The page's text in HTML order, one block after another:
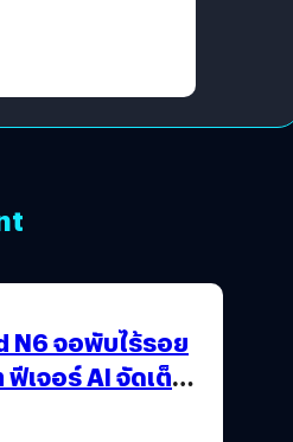
N6 จอพับไร้รอย
เจอร์ AI จัดเต็ม